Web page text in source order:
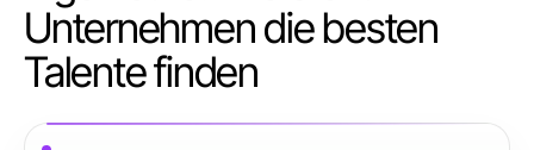
Unternehmen die besten
Talente finden